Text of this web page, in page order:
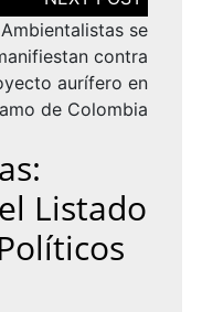
Ambientalistas se
contra
aurífero en
de Colombia
Listado